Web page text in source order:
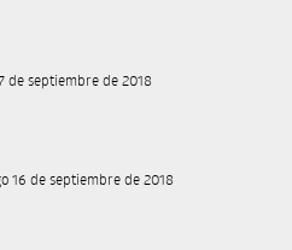
de septiembre de 2018
16 de septiembre de 2018